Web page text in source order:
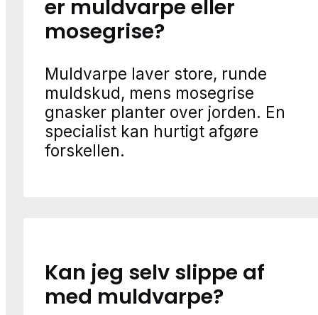
er muldvarpe eller
mosegrise?
Muldvarpe laver store, runde
muldskud, mens mosegrise
gnasker planter over jorden. En
specialist kan hurtigt afgøre
forskellen.
Kan jeg selv slippe af
med muldvarpe?